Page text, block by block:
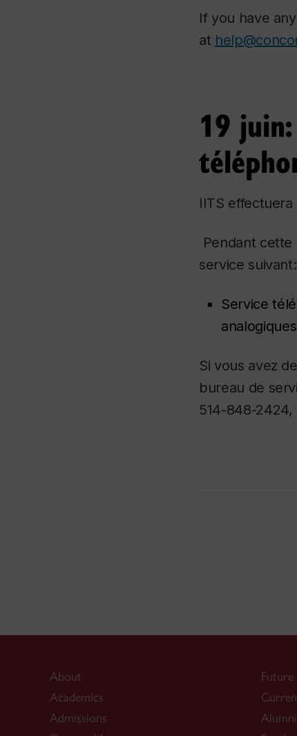
If you have
at
19
IITS
Pendant
service suivant:
Service
Si vous avez
bureau de
514-848-2424,
About
Academics
Admissions
Future